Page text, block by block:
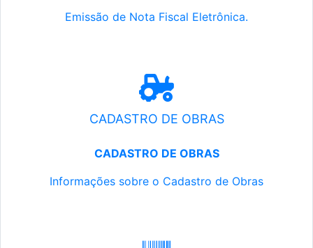
Emissão de Nota Fiscal Eletrônica.
CADASTRO DE OBRAS
CADASTRO DE OBRAS
Informações sobre o Cadastro de Obras